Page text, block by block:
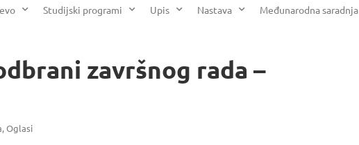
Studijski programi Upis Nastava Međunarodna saradnja
završnog rada –
,Oglasi